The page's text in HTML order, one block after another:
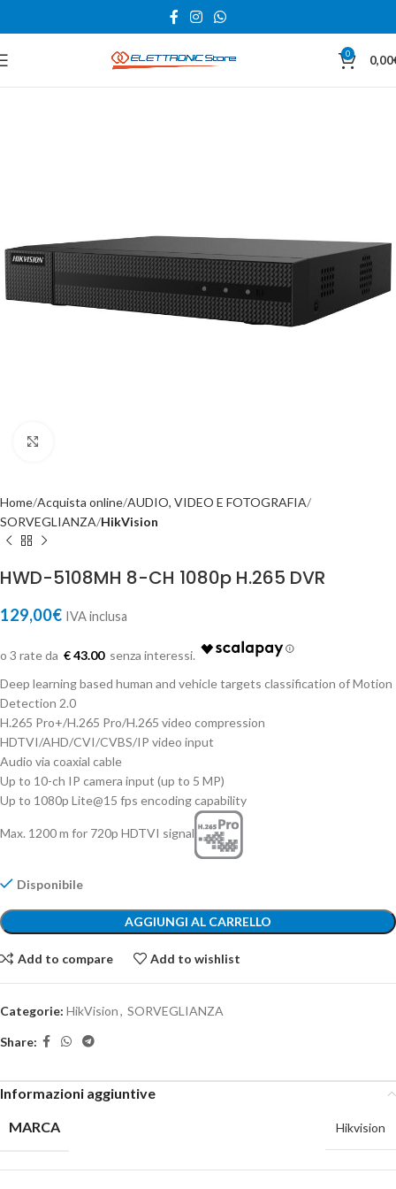
0 0,00
Home Acquista online AUDIO, VIDEO E FOTOGRAFIA
SORVEGLIANZA HikVision
HWD-5108MH 8-CH 1080p H.265 DVR
129,00€ IVA inclusa
€ 43.00
Deep learning based human and vehicle targets classification of Motion
Detection 2.0
H.265 Pro+/H.265 Pro/H.265 video compression
HDTVI/AHD/CVI/CVBS/IP video input
Audio via coaxial cable
Up to 10-ch IP camera input (up to 5 MP)
Up to 1080p Lite@15 fps encoding capability
Max. 1200 m for 720p HDTVI signal
Disponibile
AGGIUNGI AL CARRELLO
Add to compare Add to wishlist
Categorie: HikVision, SORVEGLIANZA
Share:
Informazioni aggiuntive
MARCA
Hikvision